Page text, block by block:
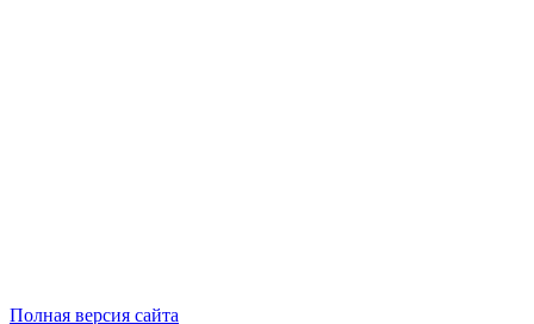
Полная версия сайта